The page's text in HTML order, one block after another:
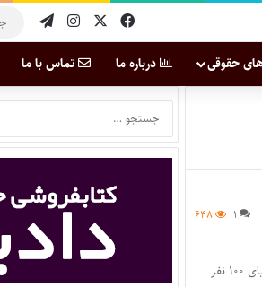
حقوقی درباره ما تماس با ما
۱ ۶۴۸
مسابقه حقوقی پیامکی شماره یک پایگاه خبری اختبار با استقبال خوب همراهان عزیز برگزار شد و هدایای ۱۰۰ نفر